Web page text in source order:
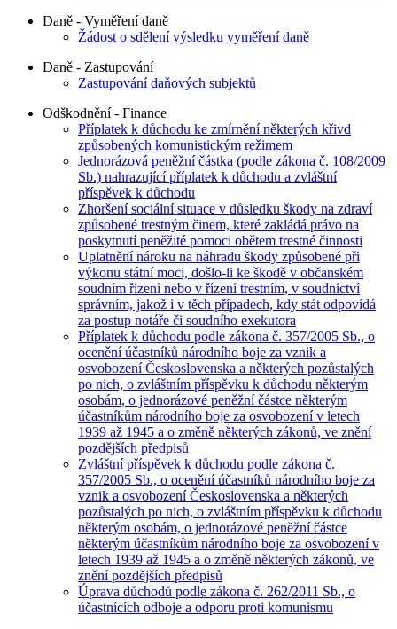
Daně - Vyměření daně
Žádost o sdělení výsledku vyměření daně
Daně - Zastupování
Zastupování daňových subjektů
Odškodnění - Finance
Příplatek k důchodu ke zmírnění některých křivd
způsobených komunistickým režimem
Jednorázová peněžní částka (podle zákona č. 108/2009
Sb.) nahrazující příplatek k důchodu a zvláštní
příspěvek k důchodu
Zhoršení sociální situace v důsledku škody na zdraví
způsobené trestným činem, které zakládá právo na
poskytnutí peněžité pomoci obětem trestné činnosti
Uplatnění nároku na náhradu škody způsobené při
výkonu státní moci, došlo-li ke škodě v občanském
soudním řízení nebo v řízení trestním, v soudnictví
správním, jakož i v těch případech, kdy stát odpovídá
za postup notáře či soudního exekutora
Příplatek k důchodu podle zákona č. 357/2005 Sb., o
ocenění účastníků národního boje za vznik a
osvobození Československa a některých pozůstalých
po nich, o zvláštním příspěvku k důchodu některým
osobám, o jednorázové peněžní částce některým
účastníkům národního boje za osvobození v letech
1939 až 1945 a o změně některých zákonů, ve znění
pozdějších předpisů
Zvláštní příspěvek k důchodu podle zákona č.
357/2005 Sb., o ocenění účastníků národního boje za
vznik a osvobození Československa a některých
pozůstalých po nich, o zvláštním příspěvku k důchodu
některým osobám, o jednorázové peněžní částce
některým účastníkům národního boje za osvobození v
letech 1939 až 1945 a o změně některých zákonů, ve
znění pozdějších předpisů
Úprava důchodů podle zákona č. 262/2011 Sb., o
účastnících odboje a odporu proti komunismu